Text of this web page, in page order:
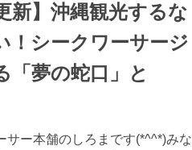
新】沖縄観光するな
！シークワーサージ
「夢の蛇口」と
サー本舗のしろまです(*^^*)みな